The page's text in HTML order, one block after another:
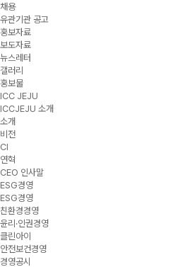
채용
유관기관 공고
홍보자료
보도자료
뉴스레터
갤러리
홍보물
ICC JEJU
ICCJEJU 소개
소개
비전
CI
연혁
CEO 인사말
ESG경영
ESG경영
친환경경영
윤리·인권경영
클린아이
안전보건경영
경영공시